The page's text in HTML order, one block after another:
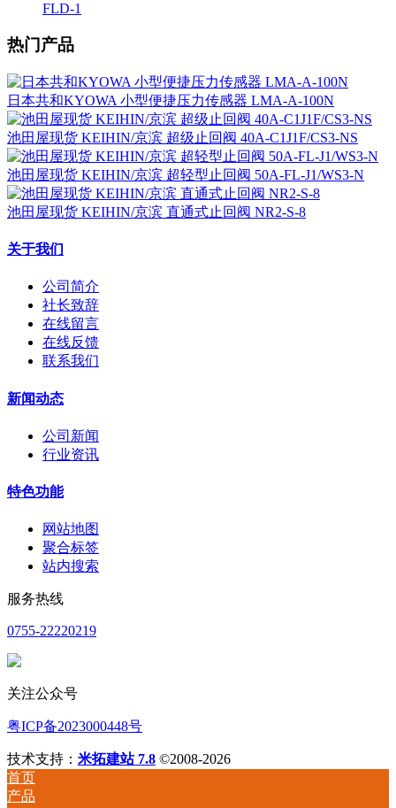
FLD-1
热门产品
日本共和KYOWA 小型便捷压力传感器 LMA-A-100N
池田屋现货 KEIHIN/京滨 超级止回阀 40A-C1J1F/CS3-NS
池田屋现货 KEIHIN/京滨 超轻型止回阀 50A-FL-J1/WS3-N
池田屋现货 KEIHIN/京滨 直通式止回阀 NR2-S-8
关于我们
公司简介
社长致辞
在线留言
在线反馈
联系我们
新闻动态
公司新闻
行业资讯
特色功能
网站地图
聚合标签
站内搜索
服务热线
0755-22220219
关注公众号
粤ICP备2023000448号
技术支持： 米拓建站 7.8 ©2008-2026
首页
产品